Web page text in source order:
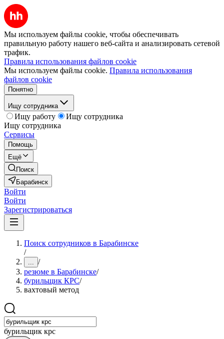
Мы используем файлы cookie, чтобы обеспечивать
правильную работу нашего веб-сайта и анализировать сетевой
трафик.
Правила использования файлов cookie
Мы используем файлы cookie. Правила использования
файлов cookie
Понятно
Ищу сотрудника
Ищу работу
Ищу сотрудника
Ищу сотрудника
Сервисы
Помощь
Ещё
Поиск
Барабинск
Войти
Войти
Зарегистрироваться
Поиск сотрудников в Барабинске
/
... /
резюме в Барабинске/
бурильщик КРС/
вахтовый метод
бурильщик крс